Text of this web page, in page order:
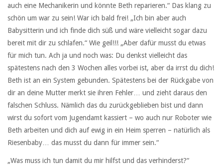
auch eine Mechanikerin und könnte Beth reparieren.“ Das klang zu
schön um war zu sein! War ich bald frei! „Ich bin aber auch
Babysitterin und ich finde dich süß und wäre vielleicht sogar dazu
bereit mit dir zu schlafen.“ Wie geil!!! „Aber dafür musst du etwas
für mich tun. Ach ja und noch was: Du denkst vielleicht das
spätestens nach den 3 Wochen alles vorbei ist, aber da irrst du dich!
Beth ist an ein System gebunden. Spätestens bei der Rückgabe von
dir an deine Mutter merkt sie ihren Fehler… und zieht daraus den
falschen Schluss. Nämlich das du zurückgeblieben bist und dann
wirst du sofort vom Jugendamt kassiert – wo auch nur Roboter wie
Beth arbeiten und dich auf ewig in ein Heim sperren – natürlich als
Riesenbaby… das musst du dann für immer sein.“
„Was muss ich tun damit du mir hilfst und das verhinderst?“